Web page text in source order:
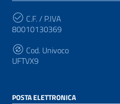
C.F. / P.IVA
80010130369
Cod. Univoco
UFTVX9
POSTA ELETTRONICA